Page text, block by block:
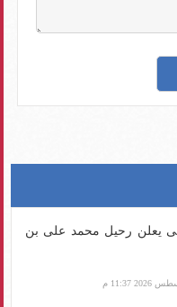
يعلن رحيل محمد على بن